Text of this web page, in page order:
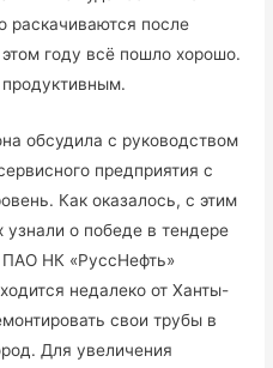
раскачиваются после
году всё пошло хорошо.
обсудила с руководством
предприятия с
Как оказалось, с этим
о победе в тендере
НК «РуссНефть»
недалеко от Ханты-
свои трубы в
Для увеличения